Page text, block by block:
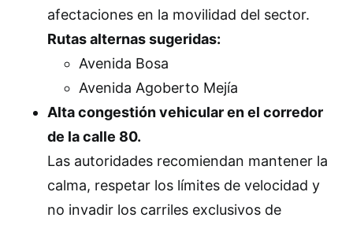
afectaciones en la movilidad del sector.
Rutas alternas sugeridas:
Avenida Bosa
Avenida Agoberto Mejía
Alta congestión vehicular en el corredor
de la calle 80.
Las autoridades recomiendan mantener la
calma, respetar los límites de velocidad y
no invadir los carriles exclusivos de